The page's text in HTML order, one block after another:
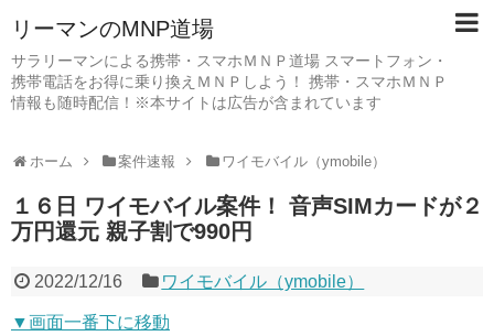
リーマンのMNP道場
サラリーマンによる携帯・スマホＭＮＰ道場 スマートフォン・
携帯電話をお得に乗り換えＭＮＰしよう！ 携帯・スマホＭＮＰ
情報も随時配信！※本サイトは広告が含まれています
ホーム 案件速報 ワイモバイル（ymobile）
１６日 ワイモバイル案件！ 音声SIMカードが２
万円還元 親子割で990円
2022/12/16 ワイモバイル（ymobile）
▼画面一番下に移動